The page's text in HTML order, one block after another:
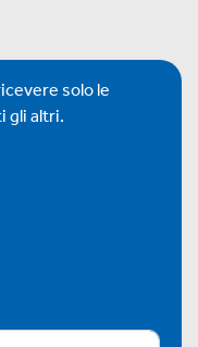
solo le
gli altri.